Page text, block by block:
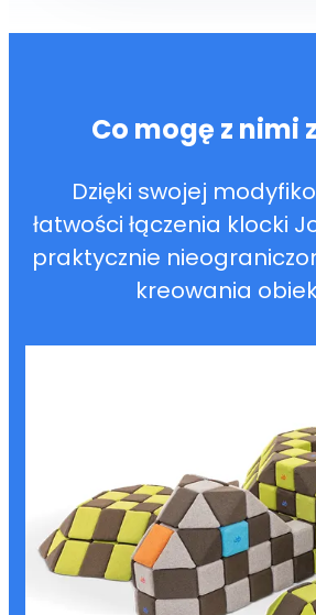
Co mogę z nimi
Dzięki swojej
łatwości łączenia klocki
praktycznie
kreowania